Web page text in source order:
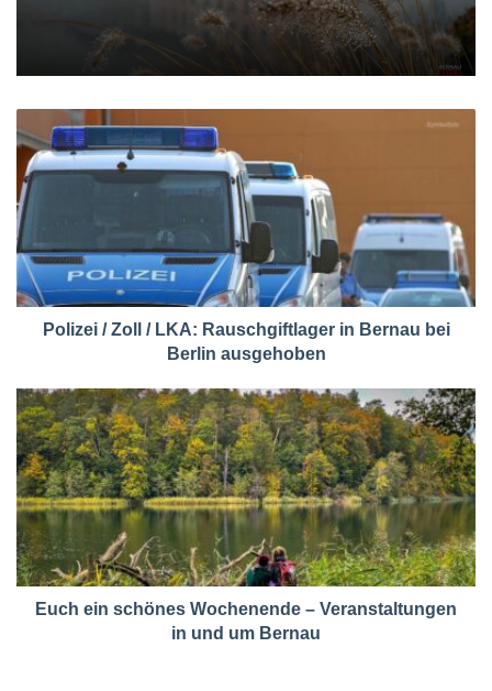
Polizei / Zoll / LKA: Rauschgiftlager in Bernau bei
Berlin ausgehoben
Euch ein schönes Wochenende – Veranstaltungen
in und um Bernau